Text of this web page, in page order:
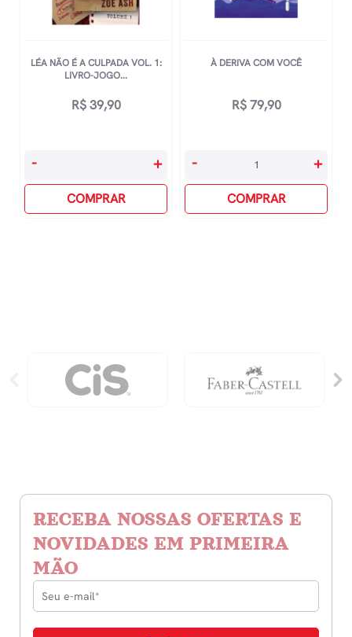
LÉA NÃO É A CULPADA VOL. 1:
LIVRO-JOGO...
R$39,90
Léa
A
Destacáveis
quantidade
- +
COMPRAR
À DERIVA COM VOCÊ
R$79,90
Você
- +
COMPRAR
RECEBA NOSSAS OFERTAS E
NOVIDADES EM PRIMEIRA
MÃO